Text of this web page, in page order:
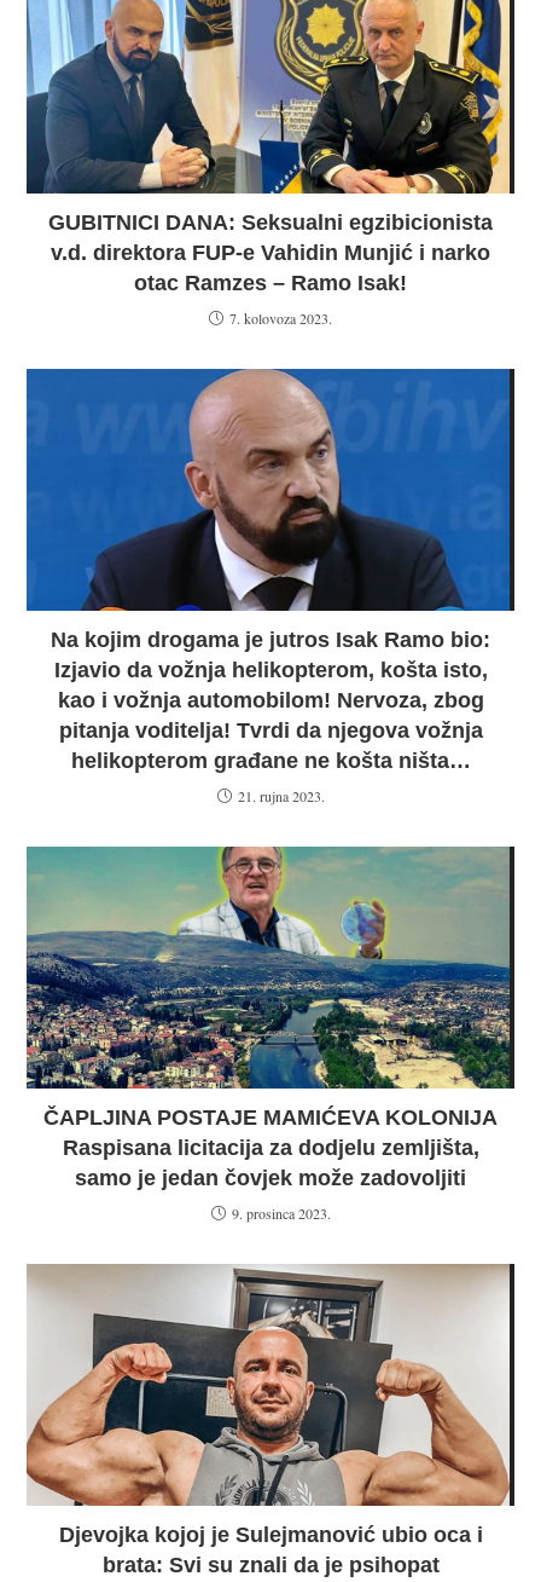
GUBITNICI DANA: Seksualni egzibicionista
v.d. direktora FUP-e Vahidin Munjić i narko
otac Ramzes – Ramo Isak!
7. kolovoza 2023.
Na kojim drogama je jutros Isak Ramo bio:
Izjavio da vožnja helikopterom, košta isto,
kao i vožnja automobilom! Nervoza, zbog
pitanja voditelja! Tvrdi da njegova vožnja
helikopterom građane ne košta ništa…
21. rujna 2023.
ČAPLJINA POSTAJE MAMIĆEVA KOLONIJA
Raspisana licitacija za dodjelu zemljišta,
samo je jedan čovjek može zadovoljiti
9. prosinca 2023.
Djevojka kojoj je Sulejmanović ubio oca i
brata: Svi su znali da je psihopat